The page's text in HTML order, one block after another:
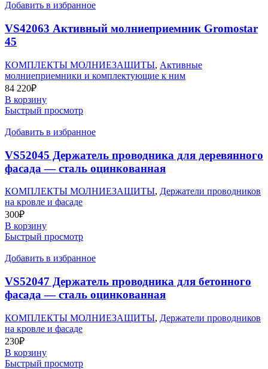
Добавить в избранное
VS42063 Активный молниеприемник Gromostar
45
КОМПЛЕКТЫ МОЛНИЕЗАЩИТЫ, Активные
молниеприемники и комплектующие к ним
84 220₽
В корзину
Быстрый просмотр
Добавить в избранное
VS52045 Держатель проводника для деревянного
фасада — сталь оцинкованная
КОМПЛЕКТЫ МОЛНИЕЗАЩИТЫ, Держатели проводников
на кровле и фасаде
300₽
В корзину
Быстрый просмотр
Добавить в избранное
VS52047 Держатель проводника для бетонного
фасада — сталь оцинкованная
КОМПЛЕКТЫ МОЛНИЕЗАЩИТЫ, Держатели проводников
на кровле и фасаде
230₽
В корзину
Быстрый просмотр